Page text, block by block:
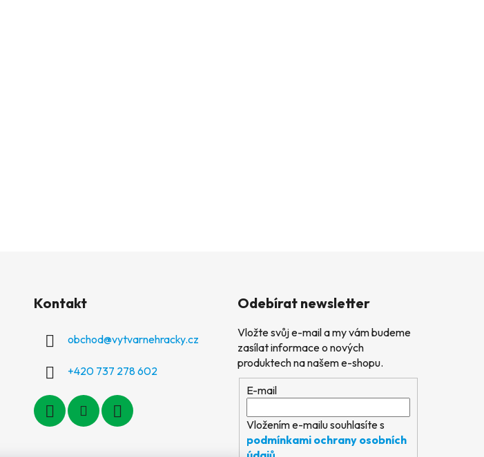
Kontakt
obchod@vytvarnehracky.cz
+420 737 278 602
Odebírat newsletter
Vložte svůj e-mail a my vám budeme
zasílat informace o nových
produktech na našem e-shopu.
E-mail
Vložením e-mailu souhlasíte s
podmínkami ochrany osobních